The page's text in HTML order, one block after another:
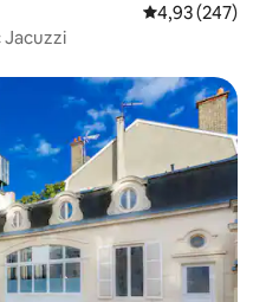
Évaluation
4,93 (247)